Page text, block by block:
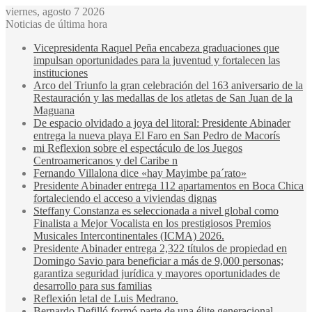
viernes, agosto 7 2026
Noticias de última hora
Vicepresidenta Raquel Peña encabeza graduaciones que
impulsan oportunidades para la juventud y fortalecen las
instituciones
Arco del Triunfo la gran celebración del 163 aniversario de la
Restauración y las medallas de los atletas de San Juan de la
Maguana
De espacio olvidado a joya del litoral: Presidente Abinader
entrega la nueva playa El Faro en San Pedro de Macorís
mi Reflexion sobre el espectáculo de los Juegos
Centroamericanos y del Caribe n
Fernando Villalona dice «hay Mayimbe pa´rato»
Presidente Abinader entrega 112 apartamentos en Boca Chica
fortaleciendo el acceso a viviendas dignas
Steffany Constanza es seleccionada a nivel global como
Finalista a Mejor Vocalista en los prestigiosos Premios
Musicales Intercontinentales (ICMA) 2026.
Presidente Abinader entrega 2,322 títulos de propiedad en
Domingo Savio para beneficiar a más de 9,000 personas;
garantiza seguridad jurídica y mayores oportunidades de
desarrollo para sus familias
Reflexión letal de Luis Medrano.